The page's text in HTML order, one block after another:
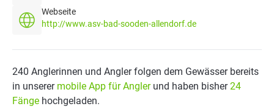
Webseite
http://www.asv-bad-sooden-allendorf.de
240 Anglerinnen und Angler folgen dem Gewässer bereits
in unserer mobile App für Anglerund haben bisher24
Fänge hochgeladen.